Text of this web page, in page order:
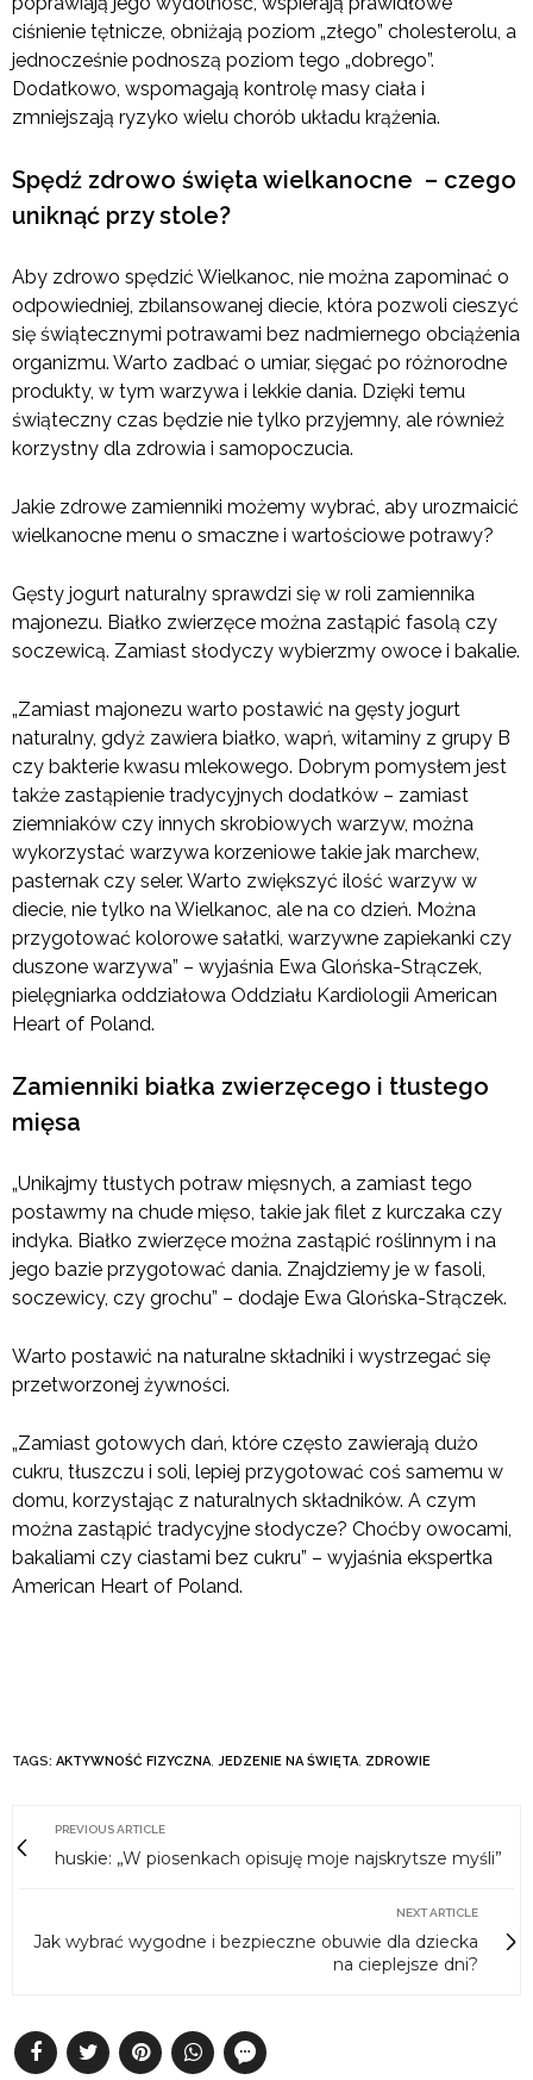
ciśnienie tętnicze, obniżają poziom „złego” cholesterolu, a
jednocześnie podnoszą poziom tego „dobrego”.
Dodatkowo, wspomagają kontrolę masy ciała i
zmniejszają ryzyko wielu chorób układu krążenia.
Spędź zdrowo święta wielkanocne – czego
uniknąć przy stole?
Aby zdrowo spędzić Wielkanoc, nie można zapominać o
odpowiedniej, zbilansowanej diecie, która pozwoli cieszyć
się świątecznymi potrawami bez nadmiernego obciążenia
organizmu. Warto zadbać o umiar, sięgać po różnorodne
produkty, w tym warzywa i lekkie dania. Dzięki temu
świąteczny czas będzie nie tylko przyjemny, ale również
korzystny dla zdrowia i samopoczucia.
Jakie zdrowe zamienniki możemy wybrać, aby urozmaicić
wielkanocne menu o smaczne i wartościowe potrawy?
Gęsty jogurt naturalny sprawdzi się w roli zamiennika
majonezu. Białko zwierzęce można zastąpić fasolą czy
soczewicą. Zamiast słodyczy wybierzmy owoce i bakalie.
„Zamiast majonezu warto postawić na gęsty jogurt
naturalny, gdyż zawiera białko, wapń, witaminy z grupy B
czy bakterie kwasu mlekowego. Dobrym pomysłem jest
także zastąpienie tradycyjnych dodatków – zamiast
ziemniaków czy innych skrobiowych warzyw, można
wykorzystać warzywa korzeniowe takie jak marchew,
pasternak czy seler. Warto zwiększyć ilość warzyw w
diecie, nie tylko na Wielkanoc, ale na co dzień. Można
przygotować kolorowe sałatki, warzywne zapiekanki czy
duszone warzywa” – wyjaśnia Ewa Glońska-Strączek,
pielęgniarka oddziałowa Oddziału Kardiologii American
Heart of Poland.
Zamienniki białka zwierzęcego i tłustego
mięsa
„Unikajmy tłustych potraw mięsnych, a zamiast tego
postawmy na chude mięso, takie jak filet z kurczaka czy
indyka. Białko zwierzęce można zastąpić roślinnym i na
jego bazie przygotować dania. Znajdziemy je w fasoli,
soczewicy, czy grochu” – dodaje Ewa Glońska-Strączek.
Warto postawić na naturalne składniki i wystrzegać się
przetworzonej żywności.
„Zamiast gotowych dań, które często zawierają dużo
cukru, tłuszczu i soli, lepiej przygotować coś samemu w
domu, korzystając z naturalnych składników. A czym
można zastąpić tradycyjne słodycze? Choćby owocami,
bakaliami czy ciastami bez cukru” – wyjaśnia ekspertka
American Heart of Poland.
TAGS: AKTYWNOŚĆ FIZYCZNA, JEDZENIE NA ŚWIĘTA, ZDROWIE
PREVIOUS ARTICLE
huskie: „W piosenkach opisuję moje najskrytsze myśli”
NEXT ARTICLE
Jak wybrać wygodne i bezpieczne obuwie dla dziecka
na cieplejsze dni?